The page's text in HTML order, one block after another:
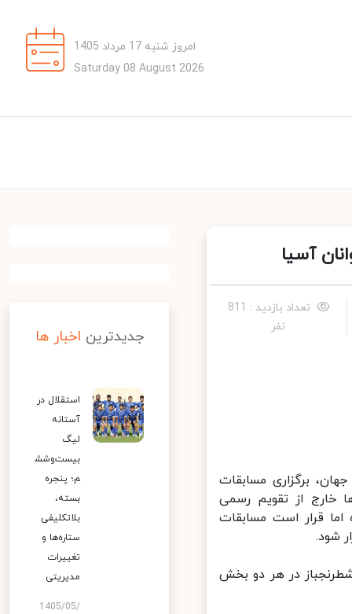
امروز شنبه 17 مرداد 1405
Saturday 08 August 2026
تعداد بازدید : 811
نفر
برگزاری مسابقات
از تقویم رسمی
قرار است مسابقات
شود.
از چهارشنبه هفته جاری آغاز می شود و تیم ایران نیز با ۶ شطرنجباز در هر دو بخش
جدیدترین اخبار ها
استقلال در
آستانه
لیگ
بیست‌وشش
م؛ پنجره
بسته،
بلاتکلیفی
ستاره‌ها و
تغییرات
مدیریتی
1405/05/